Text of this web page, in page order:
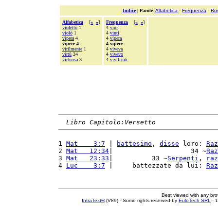
Indice| Parole: Alfabetica - Frequenza -
Alfabetica [« »]
violetto 1
violò 1
vipera 4
vipere 4
virilmente 1
virtù 24
virtuosa 3
Frequenza [« »]
4 vini
4 vinti
4 vipera
4 vipere
4 viveva
4 vivevo
4 vivificati
Libro Capitolo:Versetto
1 Mat    3:7 battesimo , disse loro:
2 Mat   12:34 |                    34 ~
3 Mat   23:33 |          33 ~Serpenti ,
4 Luc    3:7 |     battezzate da lui:
Best viewed with any
IntraText®(V89) - Some rights reserved by EuloTech SRL -